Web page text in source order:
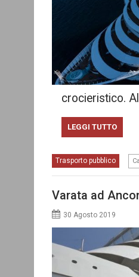
crocieristico.
LEGGI TUTTO
Trasporto pubblico
Varata ad
30 Agosto 2019